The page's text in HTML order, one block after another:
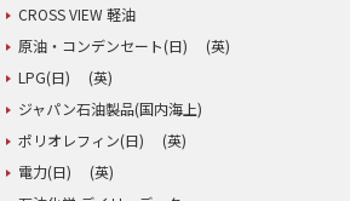
CROSS VIEW 軽油
原油・コンデンセート(日)
(英)
LPG(日)
(英)
ジャパン石油製品(国内海上)
ポリオレフィン(日)
(英)
電力(日)
(英)